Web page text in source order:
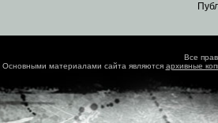
Все
Основными материалами сайта являются архивные